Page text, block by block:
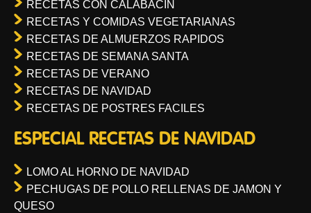
RECETAS CON CALABACIN
RECETAS Y COMIDAS VEGETARIANAS
RECETAS DE ALMUERZOS RAPIDOS
RECETAS DE SEMANA SANTA
RECETAS DE VERANO
RECETAS DE NAVIDAD
RECETAS DE POSTRES FACILES
ESPECIAL RECETAS DE NAVIDAD
LOMO AL HORNO DE NAVIDAD
PECHUGAS DE POLLO RELLENAS DE JAMON Y
QUESO